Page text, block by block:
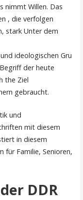
nimmt Willen. Das
, die verfolgen
stark Unter dem
ideologischen Gru
der heute
the Ziel
gebraucht.
und
mit diesem
in diesem
für Familie, Senioren,
DDR